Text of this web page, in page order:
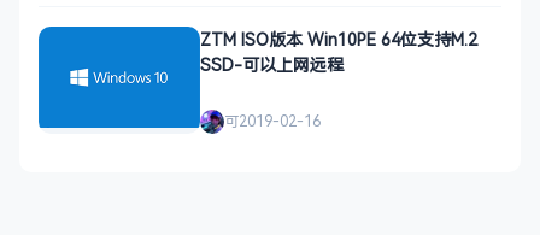
ZTM ISO版本 Win10PE 64位支持M.2
SSD-可以上网远程
可2019-02-16